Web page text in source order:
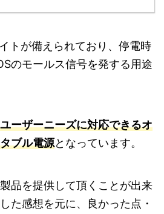
トが備えられており、停電時
のモールス信号を発する用途
ーザーニーズに対応できるオ
ブル電源となっています。
品を提供して頂くことが出来
た感想を元に、良かった点・